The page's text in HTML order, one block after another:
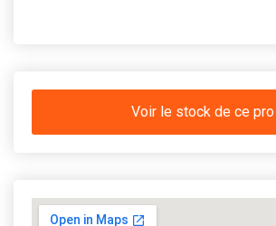
Voir le stock de ce pro